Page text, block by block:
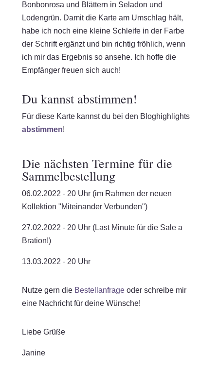
Bonbonrosa und Blättern in Seladon und
Lodengrün. Damit die Karte am Umschlag hält,
habe ich noch eine kleine Schleife in der Farbe
der Schrift ergänzt und bin richtig fröhlich, wenn
ich mir das Ergebnis so ansehe. Ich hoffe die
Empfänger freuen sich auch!
Du kannst abstimmen!
Für diese Karte kannst du bei den Bloghighlights
abstimmen!
Die nächsten Termine für die
Sammelbestellung
06.02.2022 - 20 Uhr (im Rahmen der neuen
Kollektion "Miteinander Verbunden")
27.02.2022 - 20 Uhr (Last Minute für die Sale a
Bration!)
13.03.2022 - 20 Uhr
Nutze gern die Bestellanfrage oder schreibe mir
eine Nachricht für deine Wünsche!
Liebe Grüße
Janine